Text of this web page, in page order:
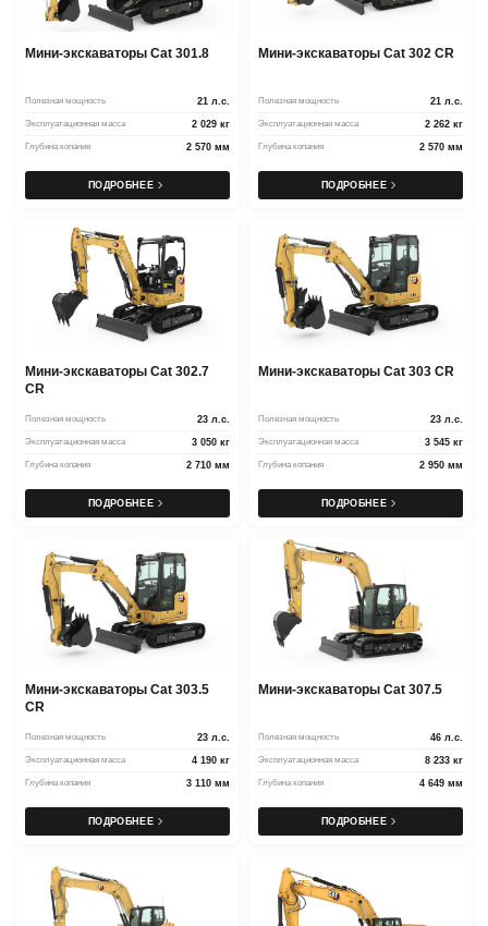
Мини-экскаваторы Cat 301.8
Полезная мощность 21 л.с.
Эксплуатационная масса 2 029 кг
Глубина копания 2 570 мм
ПОДРОБНЕЕ
Мини-экскаваторы Cat 302 CR
Полезная мощность 21 л.с.
Эксплуатационная масса 2 262 кг
Глубина копания 2 570 мм
ПОДРОБНЕЕ
Мини-экскаваторы Cat 302.7
CR
Полезная мощность 23 л.с.
Эксплуатационная масса 3 050 кг
Глубина копания 2 710 мм
ПОДРОБНЕЕ
Мини-экскаваторы Cat 303 CR
Полезная мощность 23 л.с.
Эксплуатационная масса 3 545 кг
Глубина копания 2 950 мм
ПОДРОБНЕЕ
Мини-экскаваторы Cat 303.5
CR
Полезная мощность 23 л.с.
Эксплуатационная масса 4 190 кг
Глубина копания 3 110 мм
ПОДРОБНЕЕ
Мини-экскаваторы Cat 307.5
Полезная мощность 46 л.с.
Эксплуатационная масса 8 233 кг
Глубина копания 4 649 мм
ПОДРОБНЕЕ